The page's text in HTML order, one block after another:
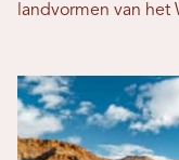
landvormen van het